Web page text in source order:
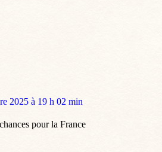
2025 à 19 h 02 min
pour la France